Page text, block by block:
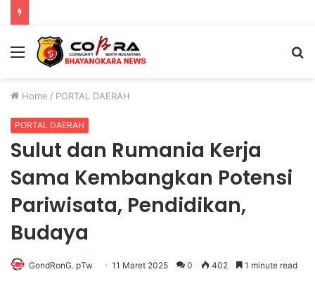
Menu
Home / PORTAL DAERAH
PORTAL DAERAH
Sulut dan Rumania Kerja
Sama Kembangkan Potensi
Pariwisata, Pendidikan,
Budaya
GondRonG. pTw 11 Maret 2025 0 402 1 minute read